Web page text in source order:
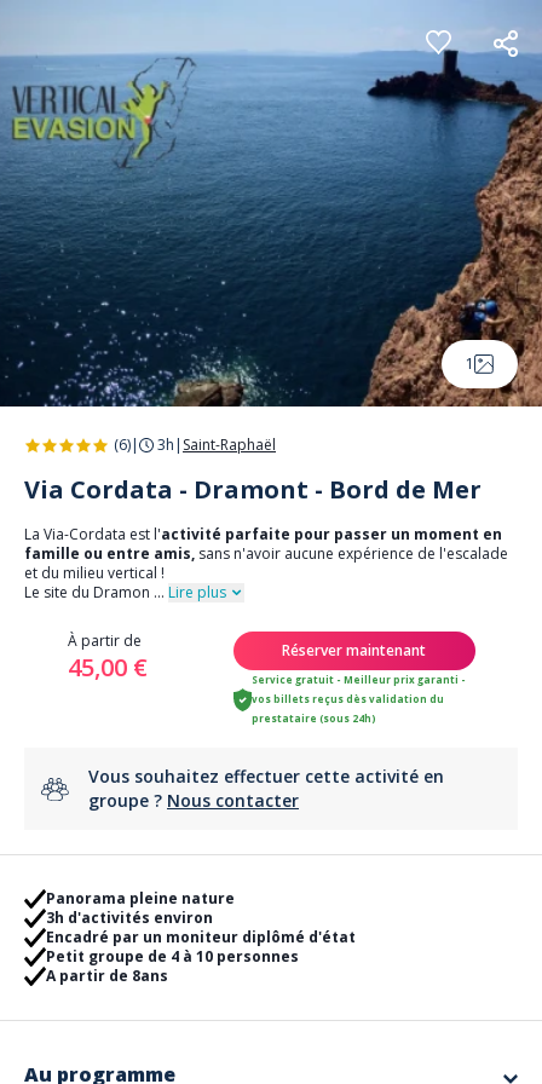
1
(6)| 3h | Saint-Raphaël
Via Cordata - Dramont - Bord de Mer
La Via-Cordata est l'activité parfaite pour passer un moment en
famille ou entre amis, sans n'avoir aucune expérience de l'escalade
et du milieu vertical !
Le site du Dramon ... Lire plus
À partir de
45,00 €
Réserver maintenant
Service gratuit - Meilleur prix garanti -
vos billets reçus dès validation du
prestataire (sous 24h)
Vous souhaitez effectuer cette activité en
groupe ? Nous contacter
Panorama pleine nature
3h d'activités environ
Encadré par un moniteur diplômé d'état
Petit groupe de 4 à 10 personnes
A partir de 8ans
Au programme